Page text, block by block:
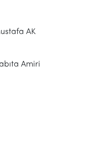
Mustafa AK
Amiri